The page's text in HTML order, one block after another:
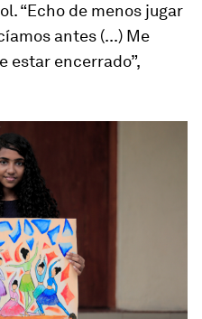
“Echo de menos jugar
antes (...) Me
estar encerrado”,